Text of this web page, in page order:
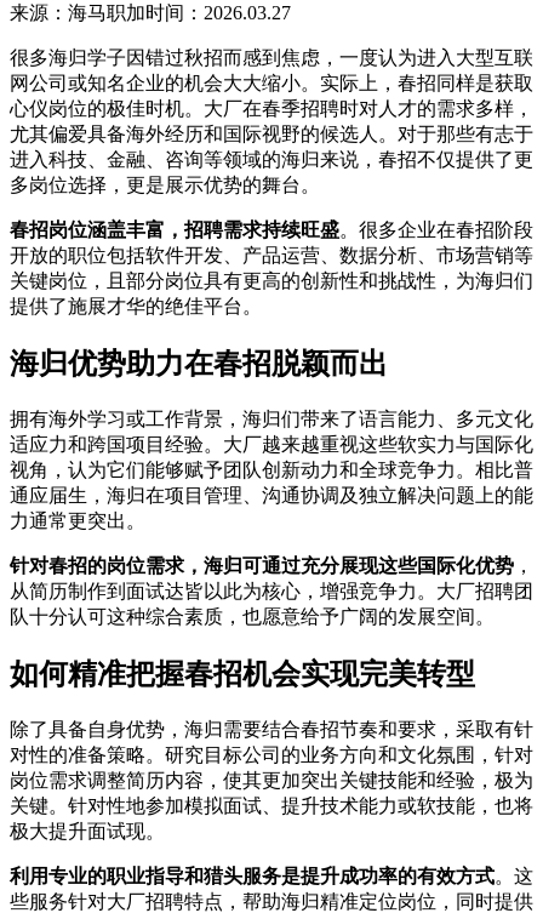
来源：海马职加时间：2026.03.27
很多海归学子因错过秋招而感到焦虑，一度认为进入大型互联
网公司或知名企业的机会大大缩小。实际上，春招同样是获取
心仪岗位的极佳时机。大厂在春季招聘时对人才的需求多样，
尤其偏爱具备海外经历和国际视野的候选人。对于那些有志于
进入科技、金融、咨询等领域的海归来说，春招不仅提供了更
多岗位选择，更是展示优势的舞台。
春招岗位涵盖丰富，招聘需求持续旺盛。很多企业在春招阶段
开放的职位包括软件开发、产品运营、数据分析、市场营销等
关键岗位，且部分岗位具有更高的创新性和挑战性，为海归们
提供了施展才华的绝佳平台。
海归优势助力在春招脱颖而出
拥有海外学习或工作背景，海归们带来了语言能力、多元文化
适应力和跨国项目经验。大厂越来越重视这些软实力与国际化
视角，认为它们能够赋予团队创新动力和全球竞争力。相比普
通应届生，海归在项目管理、沟通协调及独立解决问题上的能
力通常更突出。
针对春招的岗位需求，海归可通过充分展现这些国际化优势 ，
从简历制作到面试达皆以此为核心，增强竞争力。大厂招聘团
队十分认可这种综合素质，也愿意给予广阔的发展空间。
如何精准把握春招机会实现完美转型
除了具备自身优势，海归需要结合春招节奏和要求，采取有针
对性的准备策略。研究目标公司的业务方向和文化氛围，针对
岗位需求调整简历内容，使其更加突出关键技能和经验，极为
关键。针对性地参加模拟面试、提升技术能力或软技能，也将
极大提升面试现。
利用专业的职业指导和猎头服务是提升成功率的有效方式。这
些服务针对大厂招聘特点，帮助海归精准定位岗位，同时提供